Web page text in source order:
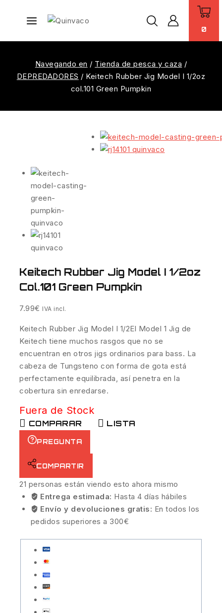
0
Navegando en / Tienda de pesca y caza /
DEPREDADORES / Keitech Rubber Jig Model I 1/2oz
col.101 Green Pumpkin
Keitech Rubber Jig Model I 1/2oz
Col.101 Green Pumpkin
7.99€ IVA incl.
Keitech Rubber Jig Model I 1/2El Model 1 Jig de
Keitech tiene muchos rasgos que no se
encuentran en otros jigs ordinarios para bass. La
cabeza de Tungsteno con forma de gota está
perfectamente equilibrada, así penetra en la
cobertura sin enredarse.
Fuera de Stock
COMPARAR LISTA
PREGUNTA
COMPARTIR
21 personas están viendo esto ahora mismo
Entrega estimada: Hasta 4 días hábiles
Envío y devoluciones gratis: En todos los
pedidos superiores a 300€